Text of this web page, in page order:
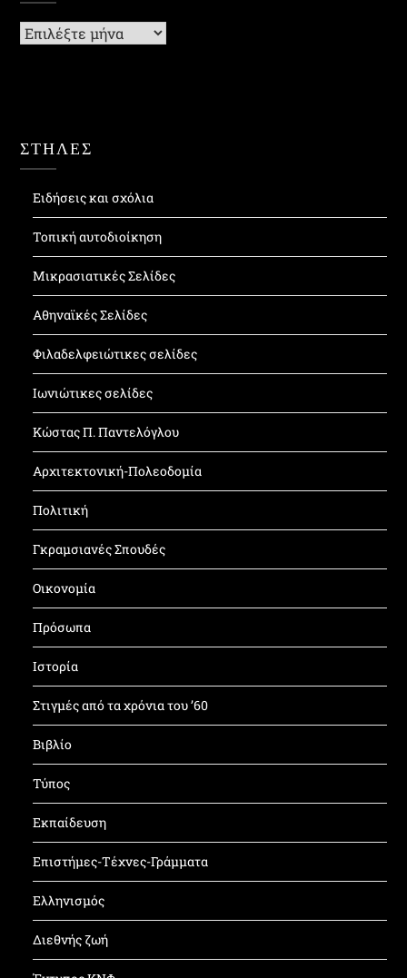
Ιστορικό
ΣΤΗΛΕΣ
Ειδήσεις και σχόλια
Τοπική αυτοδιοίκηση
Μικρασιατικές Σελίδες
Αθηναϊκές Σελίδες
Φιλαδελφειώτικες σελίδες
Ιωνιώτικες σελίδες
Κώστας Π. Παντελόγλου
Αρχιτεκτονική-Πολεοδομία
Πολιτική
Γκραμσιανές Σπουδές
Οικονομία
Πρόσωπα
Ιστορία
Στιγμές από τα χρόνια του ’60
Βιβλίο
Τύπος
Εκπαίδευση
Επιστήμες-Τέχνες-Γράμματα
Ελληνισμός
Διεθνής ζωή